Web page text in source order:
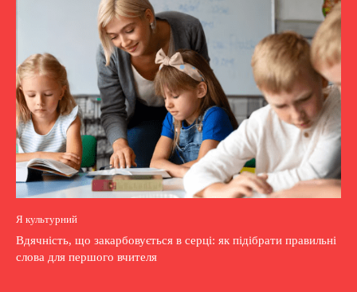
Я культурний
Вдячність, що закарбовується в серці: як підібрати правильні
слова для першого вчителя